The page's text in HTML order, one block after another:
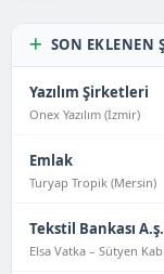
SON EKLENEN
Yazılım Şirketleri
Onex Yazılım (İzmir)
Emlak
Turyap Tropik (Mersin)
Tekstil Bankası A.ş.
Elsa Vatka – Sütyen